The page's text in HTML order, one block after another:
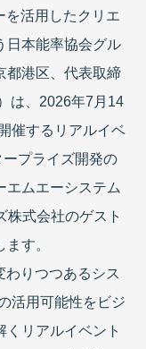
を活用したクリエ
日本能率協会グル
都港区、代表取締
は、2026年7月14
催するリアルイベ
プライズ開発の
エムエーシステム
株式会社のゲスト
す。
りつつあるシス
活用可能性をビジ
くリアルイベント